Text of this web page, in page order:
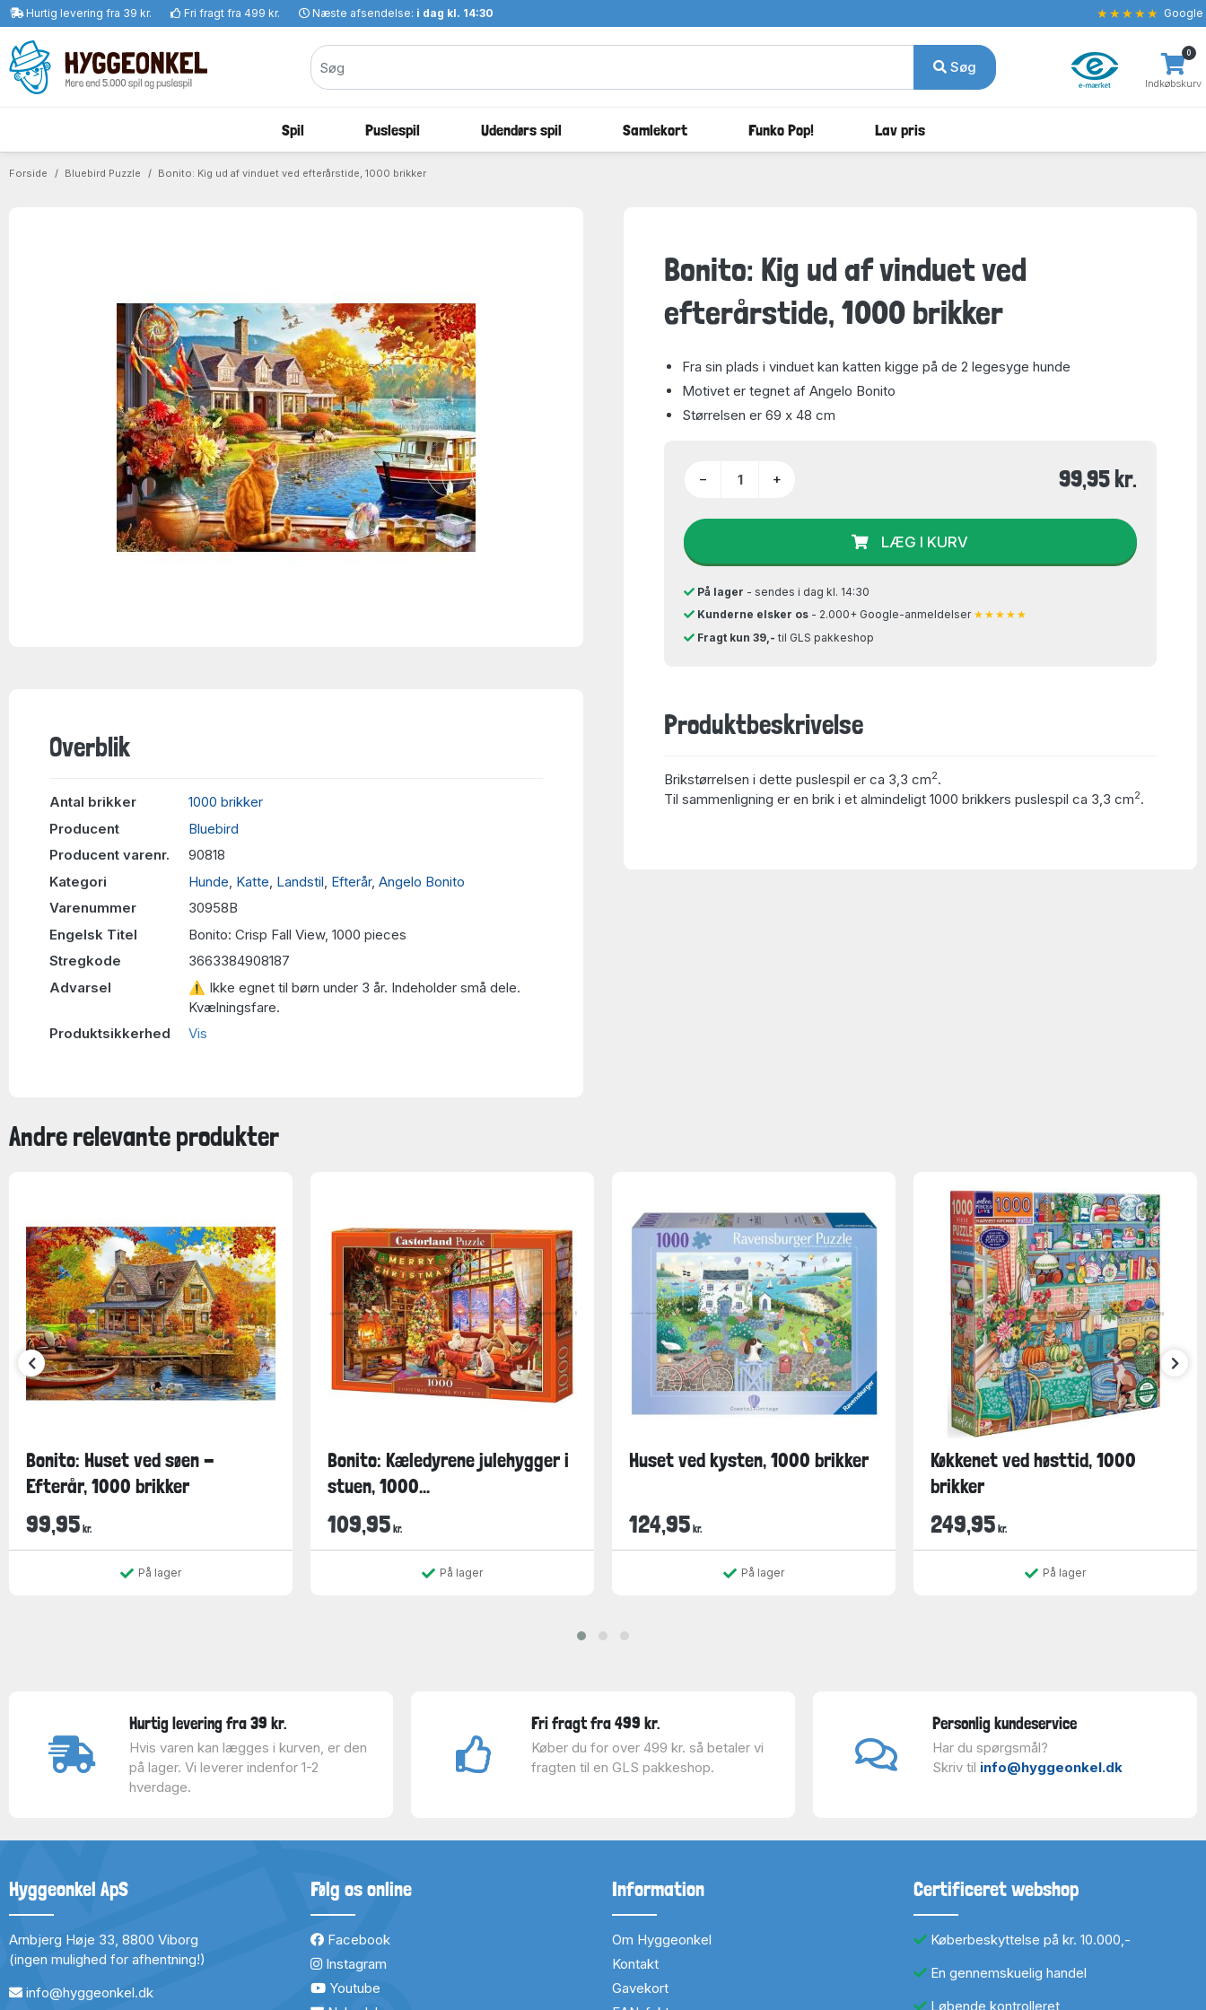
Hurtig levering fra 39 kr. Fri fragt fra 499 kr. Næste afsendelse: i dag kl. 14:30 ★★★★★ Google
Søg
Indkøbskurv
0
Spil Puslespil Udendørs spil Samlekort Funko Pop! Lav pris
Forside Bluebird Puzzle Bonito: Kig ud af vinduet ved efterårstide, 1000 brikker
Overblik
Antal brikker
1000 brikker
Producent
Bluebird
Producent varenr.
90818
Kategori
Hunde Katte Landstil Efterår, Angelo Bonito
Varenummer
30958B
Engelsk Titel
Bonito: Crisp Fall View, 1000 pieces
Stregkode
3663384908187
Advarsel
⚠ Ikke egnet til børn under 3 år. Indeholder små dele.
Kvælningsfare.
Produktsikkerhed
Vis
Bonito: Kig ud af vinduet ved
efterårstide, 1000 brikker
Fra sin plads i vinduet kan katten kigge på de 2 legesyge hunde
Motivet er tegnet af Angelo Bonito
Størrelsen er 69 x 48 cm
− + 99,95 kr.
LÆG I KURV
På lager - sendes i dag kl. 14:30
Kunderne elsker os - 2.000+ Google-anmeldelser ★★★★★
Fragt kun 39,- til GLS pakkeshop
Produktbeskrivelse
Brikstørrelsen i dette puslespil er ca 3,3 cm2.
Til sammenligning er en brik i et almindeligt 1000 brikkers puslespil ca 3,3 cm2.
Andre relevante produkter
Bonito: Huset ved søen -
Efterår, 1000 brikker
99,95 kr.
På lager
Bonito: Kæledyrene julehygger i
stuen, 1000...
109,95 kr.
På lager
Huset ved kysten, 1000 brikker
124,95 kr.
På lager
Køkkenet ved høsttid, 1000
brikker
249,95 kr.
På lager
Hurtig levering fra 39 kr.
Hvis varen kan lægges i kurven, er den
på lager. Vi leverer indenfor 1-2
hverdage.
Fri fragt fra 499 kr.
Køber du for over 499 kr. så betaler vi
fragten til en GLS pakkeshop.
Personlig kundeservice
Har du spørgsmål?
Skriv til info@hyggeonkel.dk
Hyggeonkel ApS
Arnbjerg Høje 33, 8800 Viborg
(ingen mulighed for afhentning!)
info@hyggeonkel.dk
Følg os online
Facebook
Instagram
Youtube
Information
Om Hyggeonkel
Kontakt
Gavekort
Certificeret webshop
Køberbeskyttelse på kr. 10.000,-
En gennemskuelig handel
Løbende kontrolleret